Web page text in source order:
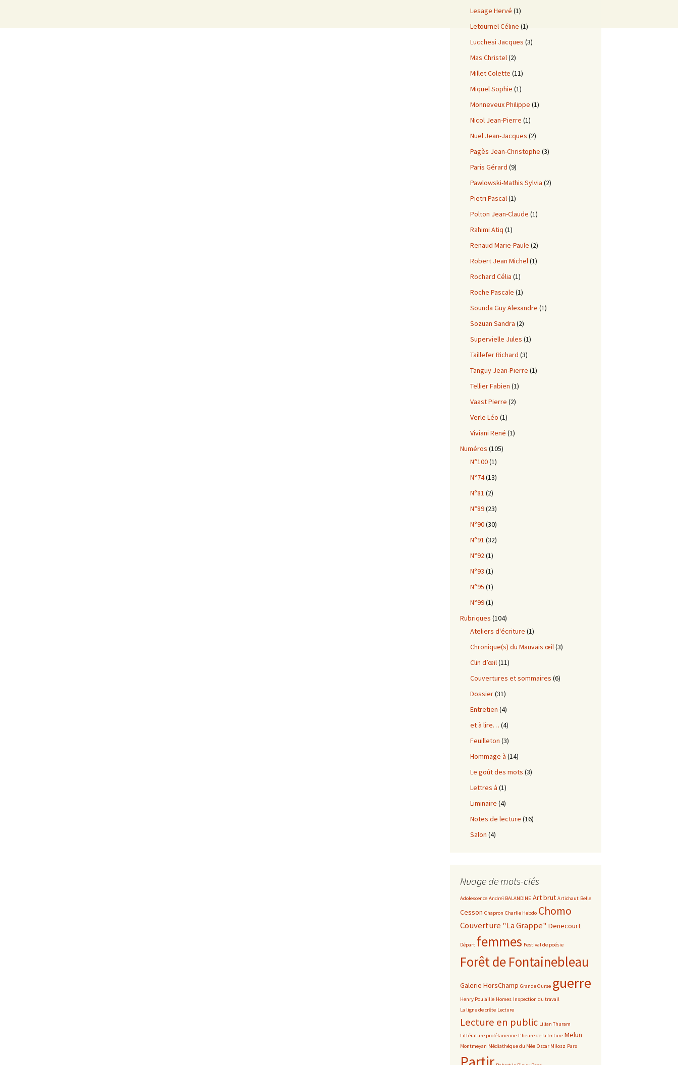
Lesage Hervé (1)
Letournel Céline (1)
Lucchesi Jacques (3)
Mas Christel(2)
Millet Colette (11)
Miquel Sophie (1)
Monneveux Philippe (1)
Nicol Jean-Pierre (1)
Nuel Jean-Jacques (2)
Pagès Jean-Christophe (3)
Paris Gérard (9)
Pawlowski-Mathis Sylvia (2)
Pietri Pascal(1)
Polton Jean-Claude (1)
Rahimi Atiq (1)
Renaud Marie-Paule (2)
Robert Jean Michel(1)
Rochard Célia (1)
Roche Pascale (1)
Sounda Guy Alexandre (1)
Sozuan Sandra (2)
Supervielle Jules (1)
Taillefer Richard (3)
Tanguy Jean-Pierre (1)
Tellier Fabien (1)
Vaast Pierre (2)
Verle Léo (1)
Viviani René (1)
Numéros (105)
N°100(1)
N°74(13)
N°81 (2)
N°89(23)
N°90(30)
N°91 (32)
N°92(1)
N°93 (1)
N°95 (1)
N°99(1)
Rubriques (104)
Ateliers d'écriture (1)
Chronique(s) du Mauvais œil(3)
Clin d’œil(11)
Couvertures et sommaires (6)
Dossier(31)
Entretien (4)
et à lire… (4)
Feuilleton (3)
Hommage à (14)
Le goût des mots (3)
Lettres à (1)
Liminaire (4)
Notes de lecture (16)
Salon (4)
Nuage de mots-clés
Adolescence Andreï BALANDINE Art brut Artichaut Belle
Cesson Chapron Charlie Hebdo Chomo
Couverture "La Grappe" Denecourt
Départ femmes Festival de poésie
Forêt de Fontainebleau
Galerie HorsChamp Grande Ourse guerre
Henry Poulaille Homes Inspection du travail
La ligne de crête Lecture
Lecture en public Lilian Thuram
Littérature prolétarienne L’heure de la lecture Melun
Montmeyan Médiathéque du Mée Oscar Milosz Pars